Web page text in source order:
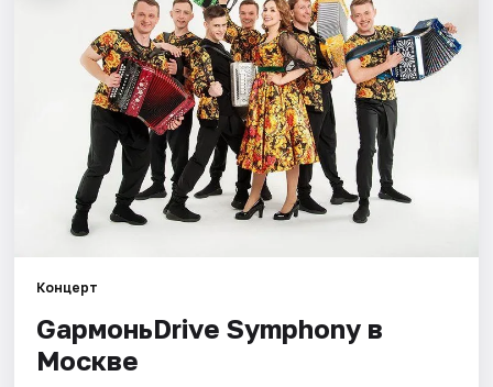
Квесты
Экскурсии
События
Площадки
Артисты
Концерт
GармоньDrive Symphony в
Москве